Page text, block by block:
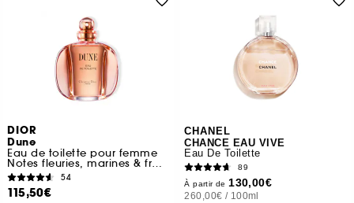
DIOR
Dune
Eau de toilette pour femme
Notes fleuries, marines & fraîches
54
115,50€
CHANEL
CHANCE EAU VIVE
Eau De Toilette
89
À partir de 130,00€
260,00€ / 100ml